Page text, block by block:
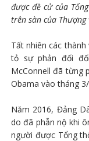
được đề cử của
trên sàn của Thượng
Tất nhiên các
tỏ sự phản đối
McConnell đã từng
Obama vào tháng
Năm 2016, Đảng
do đã phẫn nộ khi
người được Tổng